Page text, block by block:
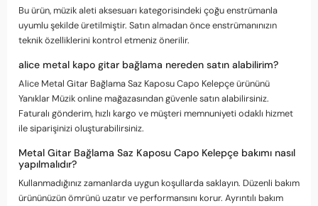
Bu ürün, müzik aleti aksesuarı kategorisindeki çoğu enstrümanla
uyumlu şekilde üretilmiştir. Satın almadan önce enstrümanınızın
teknik özelliklerini kontrol etmeniz önerilir.
alice metal kapo gitar bağlama nereden satın alabilirim?
Alice Metal Gitar Bağlama Saz Kaposu Capo Kelepçe ürününü
Yanıklar Müzik online mağazasından güvenle satın alabilirsiniz.
Faturalı gönderim, hızlı kargo ve müşteri memnuniyeti odaklı hizmet
ile siparişinizi oluşturabilirsiniz.
Metal Gitar Bağlama Saz Kaposu Capo Kelepçe bakımı nasıl
yapılmalıdır?
Kullanmadığınız zamanlarda uygun koşullarda saklayın. Düzenli bakım
ürününüzün ömrünü uzatır ve performansını korur. Ayrıntılı bakım